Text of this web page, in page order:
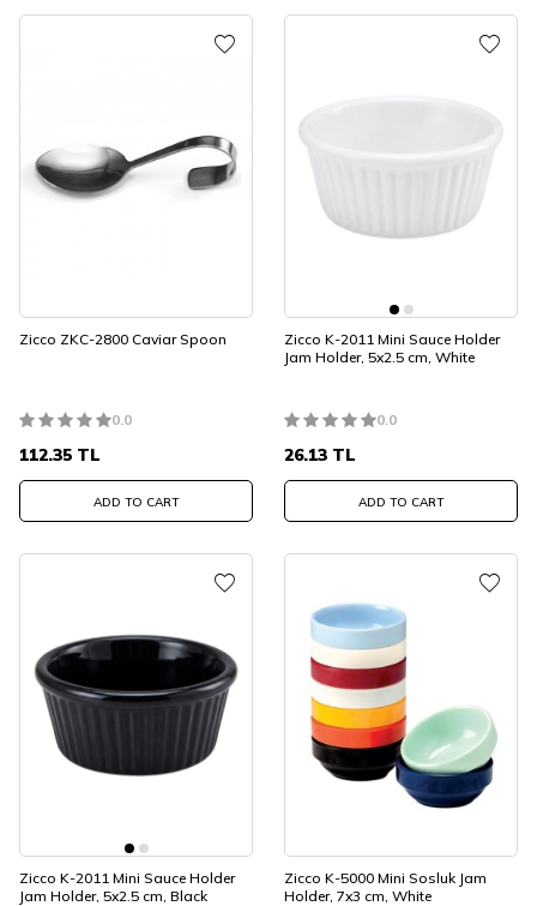
Zicco ZKC-2800 Caviar Spoon
0.0
112.35 TL
ADD TO CART
Zicco K-2011 Mini Sauce Holder
Jam Holder, 5x2.5 cm, White
0.0
26.13 TL
ADD TO CART
Zicco K-2011 Mini Sauce Holder
Jam Holder, 5x2.5 cm, Black
Zicco K-5000 Mini Sosluk Jam
Holder, 7x3 cm, White